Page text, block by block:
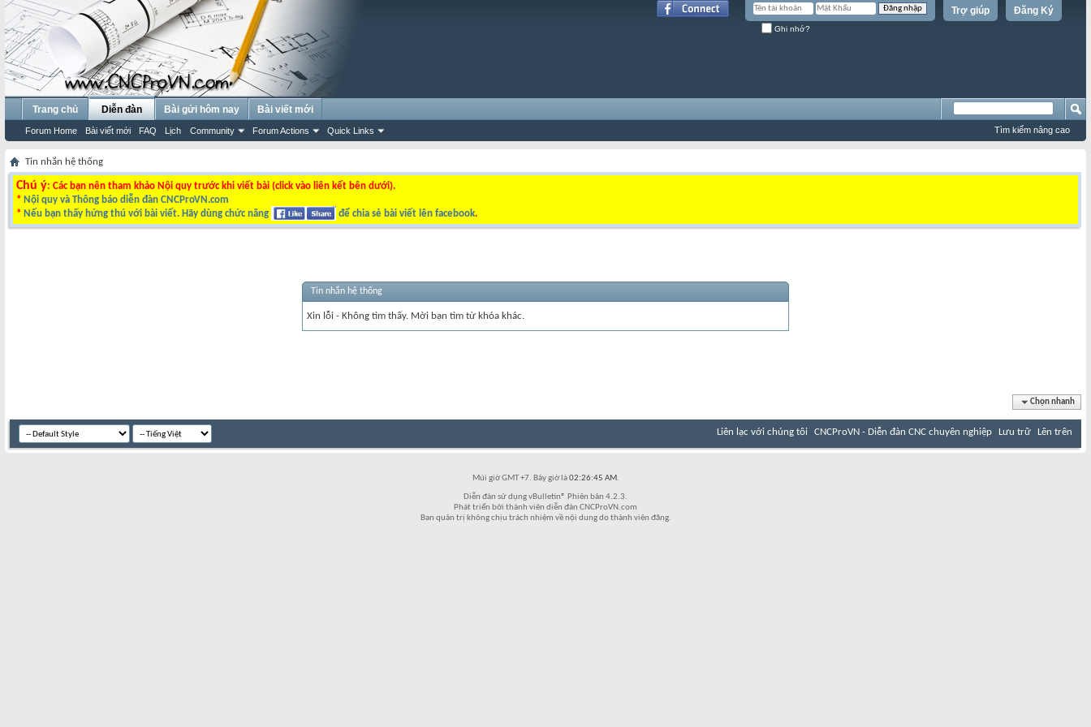
Đăng Ký
Trợ giúp
Ghi nhớ?
Trang chủ Diễn đàn
Forum Home Bài viết mới FAQ Lịch Community Forum Actions Quick Links
Bài gửi hôm nay Bài viết mới
Tìm kiếm nâng cao
Tin nhắn hệ thống
Chú ý: Các bạn nên tham khảo Nội quy trước khi viết bài (click vào liên kết bên dưới).
* Nội quy và Thông báo diễn đàn CNCProVN.com
* Nếu bạn thấy hứng thú với bài viết. Hãy dùng chức năng để chia sẻ bài viết lên facebook.
Tin nhắn hệ thống
Xin lỗi - Không tìm thấy. Mời bạn tìm từ khóa khác.
Chọn nhanh
Liên lạc với chúng tôi CNCProVN - Diễn đàn CNC chuyên nghiệp Lưu trữ Lên trên
Múi giờ GMT +7. Bây giờ là02:26:45 AM.
Diễn đàn sử dụng vBulletin® Phiên bản 4.2.3.
Phát triển bởi thành viên diễn đàn CNCProVN.com
Ban quản trị không chịu trách nhiệm về nội dung do thành viên đăng.